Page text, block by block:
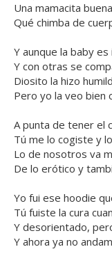
Una mamacita
Qué chimba de
Y aunque la baby
Y con otras se
Diosito la hizo
Pero yo la veo bien
A punta de tener el
Tú me lo cogiste y
Lo de nosotros va
De lo erótico y
Yo fui ese hoodie
Tú fuiste la cura
Y desorientado,
Y ahora ya no